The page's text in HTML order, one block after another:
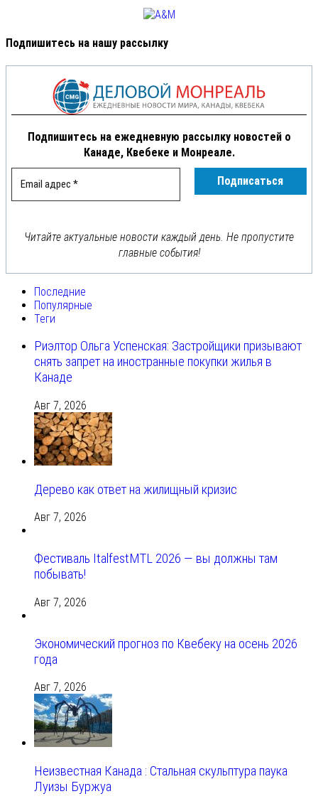
Подпишитесь на нашу рассылку
Подпишитесь на ежедневную рассылку новостей о
Канаде, Квебеке и Монреале.
Читайте актуальные новости каждый день. Не пропустите
главные события!
Последние
Популярные
Теги
Риэлтор Ольга Успенская: Застройщики призывают
снять запрет на иностранные покупки жилья в
Канаде
Авг 7, 2026
Дерево как ответ на жилищный кризис
Авг 7, 2026
Фестиваль ItalfestMTL 2026 — вы должны там
побывать!
Авг 7, 2026
Экономический прогноз по Квебеку на осень 2026
года
Авг 7, 2026
Неизвестная Канада : Стальная скульптура паука
Луизы Буржуа